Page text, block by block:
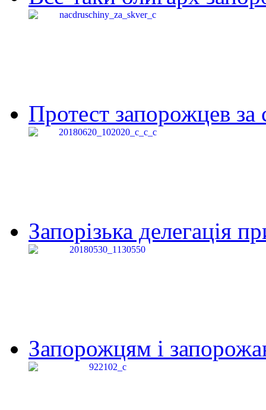
Протест запорожцев за
Запорізька делегація
Запорожцям і